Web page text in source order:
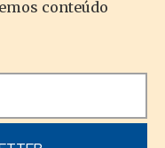
conteúdo